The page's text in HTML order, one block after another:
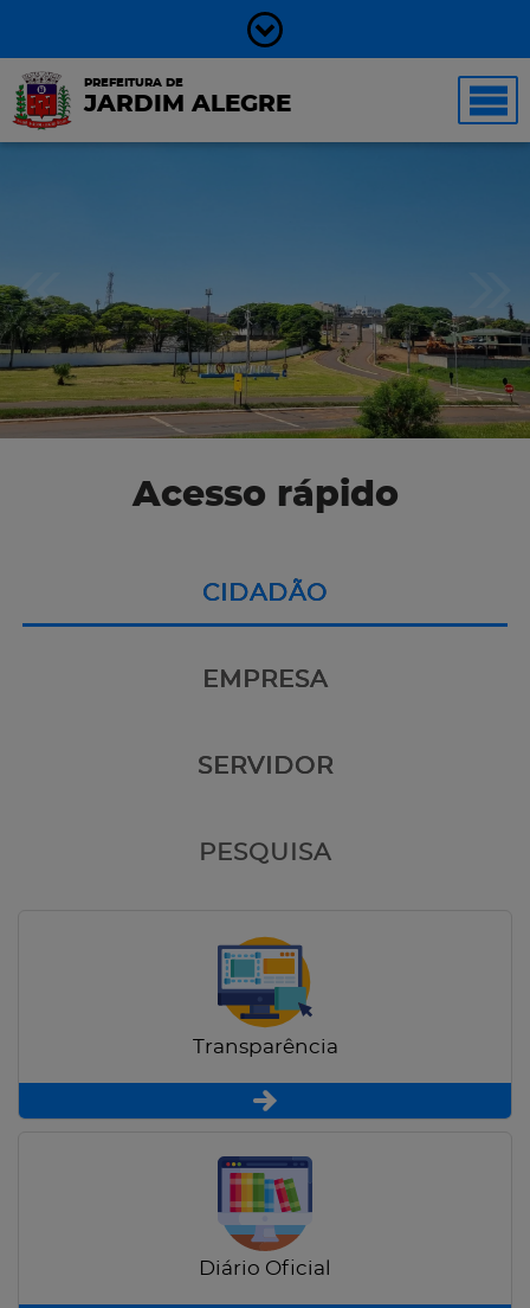
PREFEITURA DE
JARDIM ALEGRE
Acesso rápido
CIDADÃO
EMPRESA
SERVIDOR
PESQUISA
Transparência
Diário Oficial